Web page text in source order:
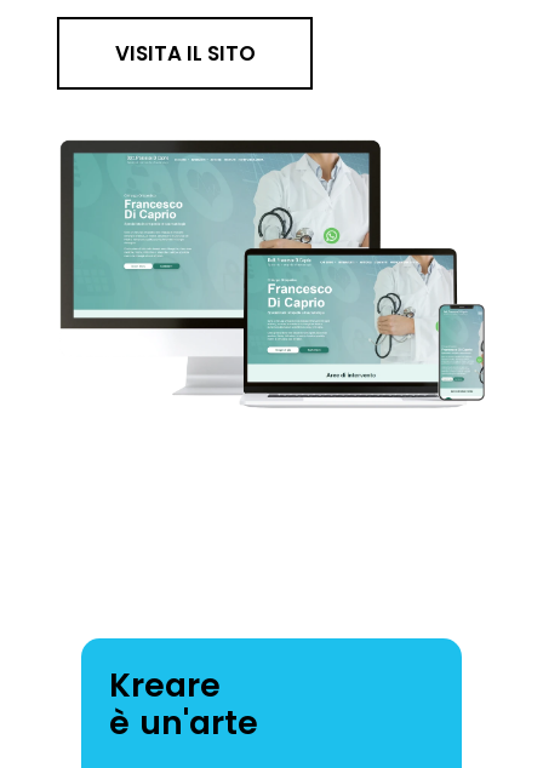
VISITA IL SITO
Kreare
è un'arte